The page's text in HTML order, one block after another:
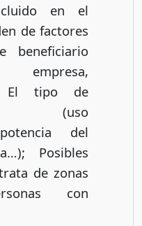
en el
de factores
beneficiario
El tipo de
(uso
del
Posibles
de zonas
con